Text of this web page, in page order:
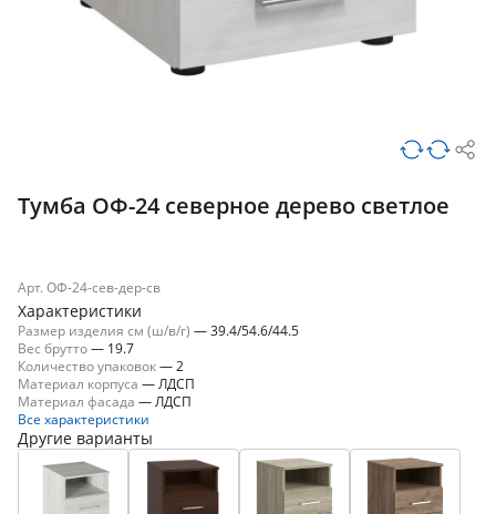
Тумба ОФ-24 северное дерево светлое
Арт. ОФ-24-сев-дер-св
Характеристики
Размер изделия см (ш/в/г) —39.4/54.6/44.5
Вес брутто— 19.7
Количество упаковок— 2
Материал корпуса — ЛДСП
Материал фасада — ЛДСП
Все характеристики
Другие варианты